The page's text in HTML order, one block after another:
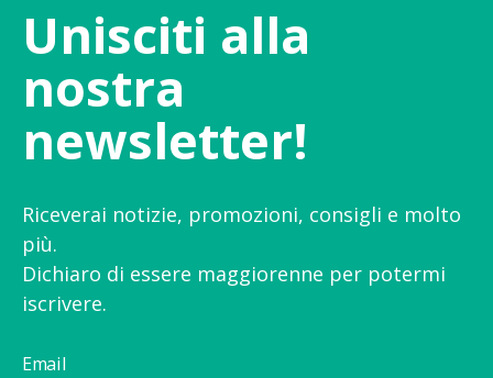
Unisciti alla
nostra
newsletter!
Riceverai notizie, promozioni, consigli e molto
più.
Dichiaro di essere maggiorenne per potermi
iscrivere.
Email